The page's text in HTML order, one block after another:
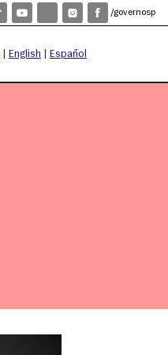
/governosp
English Español